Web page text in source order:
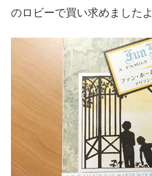
のロビーで買い求めましたよ